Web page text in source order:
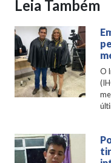
Leia Também
O